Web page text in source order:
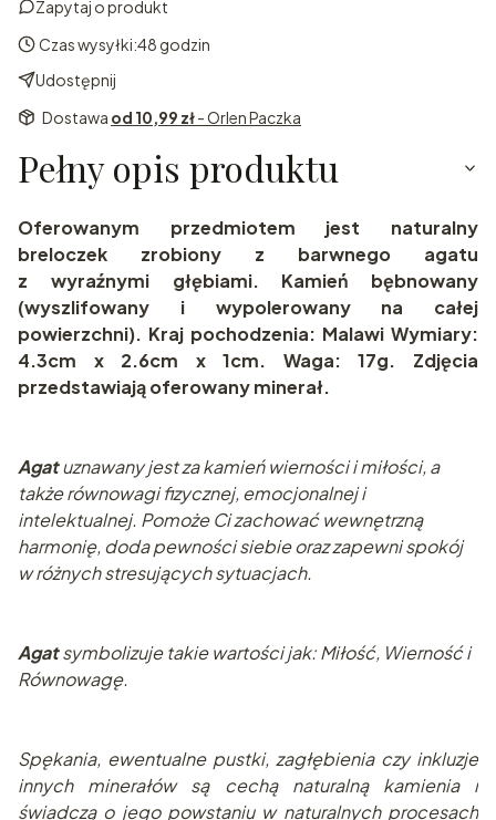
Zapytaj o produkt
Czas wysyłki:48 godzin
Udostępnij
Dostawa od 10,99 zł- Orlen Paczka
Pełny opis produktu
Oferowanym przedmiotem jest naturalny
breloczek zrobiony z barwnego agatu
z wyraźnymi głębiami. Kamień bębnowany
(wyszlifowany i wypolerowany na całej
powierzchni). Kraj pochodzenia: Malawi Wymiary:
4.3cm x 2.6cm x 1cm. Waga: 17g. Zdjęcia
przedstawiają oferowany minerał.
Agatuznawany jest za kamień wierności i miłości, a
także równowagi fizycznej, emocjonalnej i
intelektualnej. Pomoże Ci zachować wewnętrzną
harmonię, doda pewności siebie oraz zapewni spokój
w różnych stresujących sytuacjach.
Agatsymbolizuje takie wartości jak: Miłość, Wierność i
Równowagę.
Spękania, ewentualne pustki, zagłębienia czy inkluzje
innych minerałów są cechą naturalną kamienia i
świadczą o jego powstaniu w naturalnych procesach